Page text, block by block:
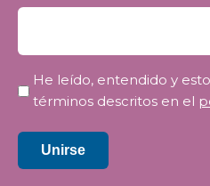
Privacidad*
He leído, entendido y
términos descritos en el
Unirse